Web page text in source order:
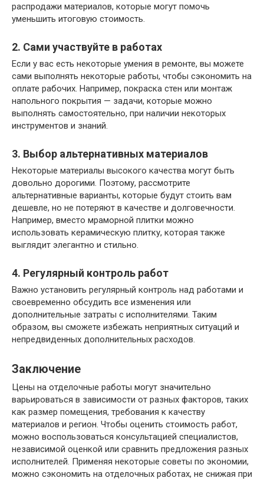
распродажи материалов, которые могут помочь
уменьшить итоговую стоимость.
2. Сами участвуйте в работах
Если у вас есть некоторые умения в ремонте, вы можете
сами выполнять некоторые работы, чтобы сэкономить на
оплате рабочих. Например, покраска стен или монтаж
напольного покрытия — задачи, которые можно
выполнять самостоятельно, при наличии некоторых
инструментов и знаний.
3. Выбор альтернативных материалов
Некоторые материалы высокого качества могут быть
довольно дорогими. Поэтому, рассмотрите
альтернативные варианты, которые будут стоить вам
дешевле, но не потеряют в качестве и долговечности.
Например, вместо мраморной плитки можно
использовать керамическую плитку, которая также
выглядит элегантно и стильно.
4. Регулярный контроль работ
Важно установить регулярный контроль над работами и
своевременно обсудить все изменения или
дополнительные затраты с исполнителями. Таким
образом, вы сможете избежать неприятных ситуаций и
непредвиденных дополнительных расходов.
Заключение
Цены на отделочные работы могут значительно
варьироваться в зависимости от разных факторов, таких
как размер помещения, требования к качеству
материалов и регион. Чтобы оценить стоимость работ,
можно воспользоваться консультацией специалистов,
независимой оценкой или сравнить предложения разных
исполнителей. Применяя некоторые советы по экономии,
можно сэкономить на отделочных работах, не снижая при